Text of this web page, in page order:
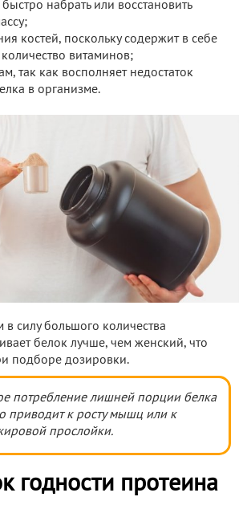
набрать или восстановить
костей, поскольку содержит в себе
витаминов;
так как восполняет недостаток
в организме.
силу большого количества
белок лучше, чем женский, что
подборе дозировки.
потребление лишней порции белка
приводит к росту мышц или к
прослойки.
годности протеина